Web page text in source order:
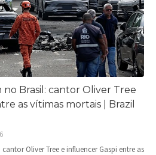
Brasil: cantor Oliver Tree
as vítimas mortais | Brazil
Oliver Tree e influencer Gaspi entre as